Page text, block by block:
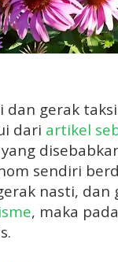
dan gerak
dari artikel
sendiri
nasti, dan
, maka